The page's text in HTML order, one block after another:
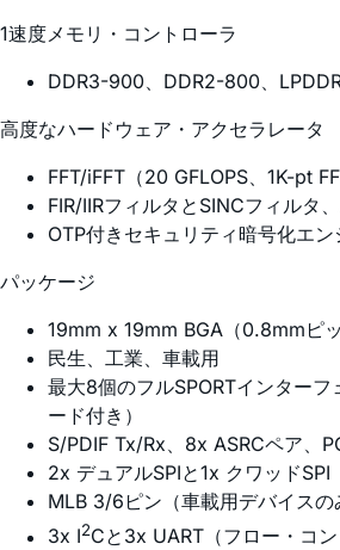
1速度メモリ・コントローラ
DDR3-900、DDR2-800、LPDDR
高度なハードウェア・アクセラレータ
FFT/iFFT（20 GFLOPS、1K-pt
FIR/IIRフィルタとSINCフィルタ
OTP付きセキュリティ暗号化エン
パッケージ
19mm x 19mm BGA（0.8mmピッ
民生、工業、車載用
最大8個のフルSPORTインター
ード付き）
S/PDIF Tx/Rx、8x ASRCペア、
2x デュアルSPIと1x クワッドSPI
MLB 3/6ピン（車載用デバイスの
3x I2Cと3x UART（フロー・コン